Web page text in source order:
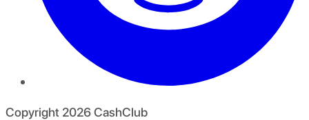
Copyright 2026CashClub